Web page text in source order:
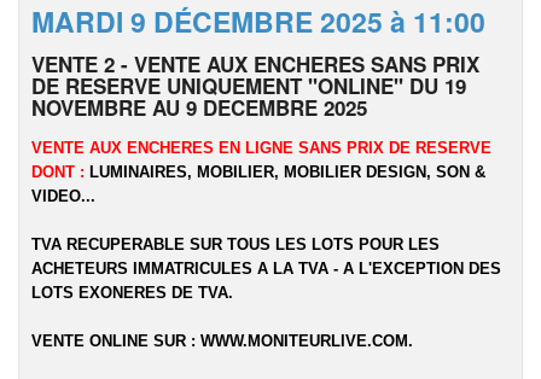
MARDI 9 DÉCEMBRE 2025 à 11:00
VENTE 2 - VENTE AUX ENCHERES SANS PRIX
DE RESERVE UNIQUEMENT "ONLINE" DU 19
NOVEMBRE AU 9 DECEMBRE 2025
VENTE AUX ENCHERES EN LIGNE SANS PRIX DE RESERVE
DONT : LUMINAIRES, MOBILIER, MOBILIER DESIGN, SON &
VIDEO...
TVA RECUPERABLE SUR TOUS LES LOTS POUR LES
ACHETEURS IMMATRICULES A LA TVA - A L'EXCEPTION DES
LOTS EXONERES DE TVA.
VENTE ONLINE SUR : WWW.MONITEURLIVE.COM.